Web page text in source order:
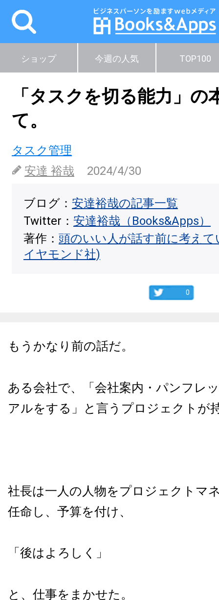
ショップ 今週の人気 TOP100
「タスクを切る能力」の
て。
タスク管理
安達 裕哉
2024/4/30
ブログ： 安達裕哉の記事一覧
Twitter： 安達裕哉（Books&Apps）
著作： 頭のいい人が話す前に考え
イヤモンド社)
0
もうかなり前の話だ。
ある会社で、「会社案内・パンフレ
アルをする」と言うプロジェクトが
社長は一人の人物をプロジェクトマ
任命し、予算を付け、
「後はよろしく」
と、仕事をまかせた。